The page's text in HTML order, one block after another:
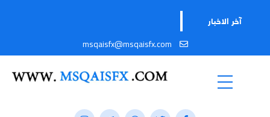
آخر الاخبار
msqaisfx@msqaisfx.com